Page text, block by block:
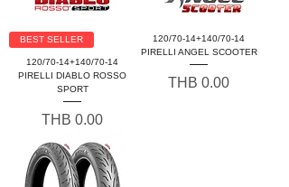
BEST SELLER
120/70-14+140/70-14
PIRELLI DIABLO ROSSO
SPORT
Price
THB 0.00
120/70-14+140/70-14
PIRELLI ANGEL SCOOTER
Price
THB 0.00